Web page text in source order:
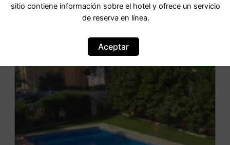
IR AL HOTEL
sitio contiene información sobre el hotel y ofrece un servicio
de reserva en línea.
Aceptar